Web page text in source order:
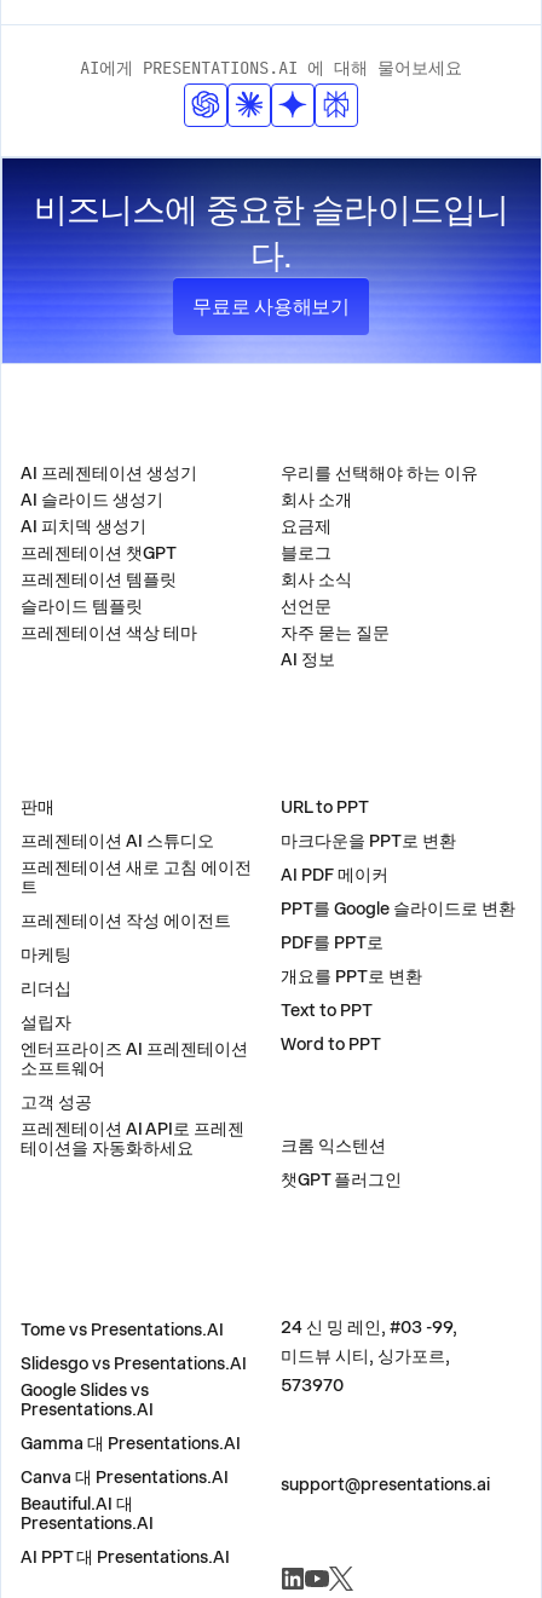
AI에게 PRESENTATIONS.AI 에 대해 물어보세요
비즈니스에 중요한 슬라이드입니
다.
무료로 사용해보기
AI 프레젠테이션 생성기
AI 슬라이드 생성기
AI 피치덱 생성기
프레젠테이션 챗GPT
프레젠테이션 템플릿
슬라이드 템플릿
프레젠테이션 색상 테마
우리를 선택해야 하는 이유
회사 소개
요금제
블로그
회사 소식
선언문
자주 묻는 질문
AI 정보
판매
프레젠테이션 AI 스튜디오
프레젠테이션 새로 고침 에이전
트
프레젠테이션 작성 에이전트
마케팅
리더십
설립자
엔터프라이즈 AI 프레젠테이션
소프트웨어
고객 성공
프레젠테이션 AI API로 프레젠
테이션을 자동화하세요
URL to PPT
마크다운을 PPT로 변환
AI PDF 메이커
PPT를 Google 슬라이드로 변환
PDF를 PPT로
개요를 PPT로 변환
Text to PPT
Word to PPT
크롬 익스텐션
챗GPT 플러그인
Tome vs Presentations.AI
Slidesgo vs Presentations.AI
Google Slides vs
Presentations.AI
Gamma 대 Presentations.AI
Canva 대 Presentations.AI
Beautiful.AI 대
Presentations.AI
AI PPT 대 Presentations.AI
24 신 밍 레인, #03 -99,
미드뷰 시티, 싱가포르,
573970
support@presentations.ai